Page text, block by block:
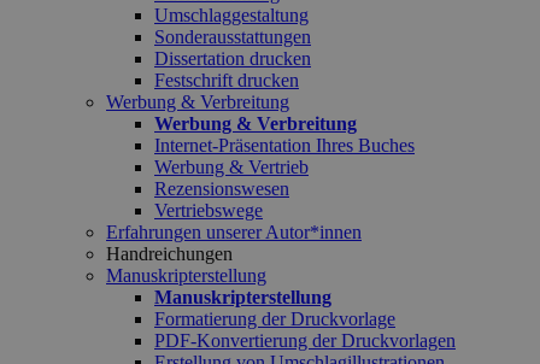
Umschlaggestaltung
Sonderausstattungen
Dissertation drucken
Festschrift drucken
Werbung & Verbreitung
Werbung & Verbreitung
Internet-Präsentation Ihres Buches
Werbung & Vertrieb
Rezensionswesen
Vertriebswege
Erfahrungen unserer Autor*innen
Handreichungen
Manuskripterstellung
Manuskripterstellung
Formatierung der Druckvorlage
PDF-Konvertierung der Druckvorlagen